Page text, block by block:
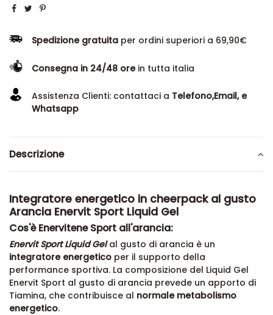
Spedizione gratuita per ordini superiori a 69,90€
Consegna in 24/48 orein tutta italia
Assistenza Clienti: contattaci a Telefono,Email, e
Whatsapp
Descrizione
Integratore energetico in cheerpack al gusto
Arancia Enervit Sport Liquid Gel
Cos'è Enervitene Sport all'arancia:
Enervit Sport Liquid Gelal gusto di arancia è un
integratore energetico per il supporto della
performance sportiva. La composizione del Liquid Gel
Enervit Sport al gusto di arancia prevede un apporto di
Tiamina, che contribuisce al normale metabolismo
energetico.